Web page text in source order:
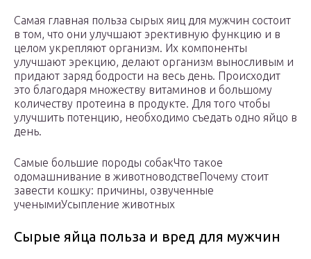
Самая главная польза сырых яиц для мужчин состоит
в том, что они улучшают эрективную функцию и в
целом укрепляют организм. Их компоненты
улучшают эрекцию, делают организм выносливым и
придают заряд бодрости на весь день. Происходит
это благодаря множеству витаминов и большому
количеству протеина в продукте. Для того чтобы
улучшить потенцию, необходимо съедать одно яйцо в
день.
Самые большие породы собакЧто такое
одомашнивание в животноводствеПочему стоит
завести кошку: причины, озвученные
ученымиУсыпление животных
Сырые яйца польза и вред для мужчин